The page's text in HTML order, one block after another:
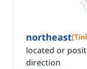
northeast[
located or
direction